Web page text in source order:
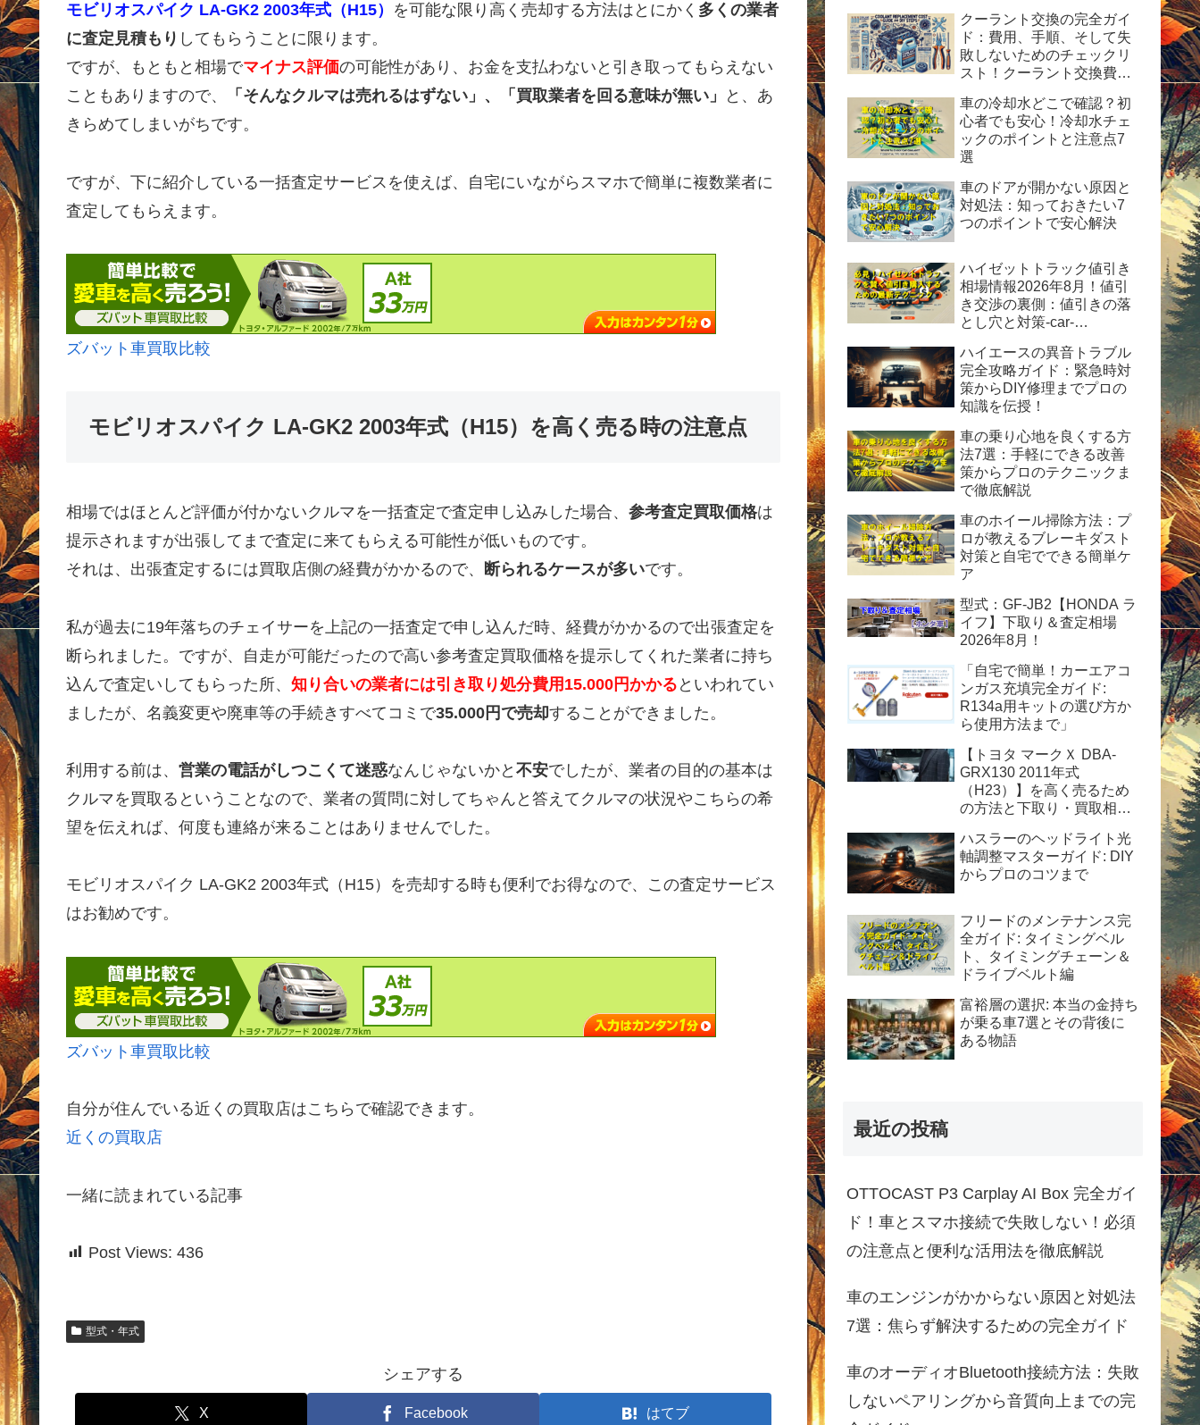
モビリオスパイク LA-GK2 2003年式（H15） を可能な限り高く売却する方法はとにかく 多くの業者
に査定見積もり してもらうことに限ります。
ですが、もともと相場でマイナス評価の可能性があり、お金を支払わないと引き取ってもらえない
こともありますので、
「そんなクルマは売れるはずない」、「買取業者を回る意味が無い」
と、あ
きらめてしまいがちです。
ですが、下に紹介している一括査定サービスを使えば、自宅にいながらスマホで簡単に複数業者に
査定してもらえます。
ズバット車買取比較
モビリオスパイク LA-GK2 2003年式（H15）を高く売る時の注意点
相場ではほとんど評価が付かないクルマを一括査定で査定申し込みした場合、 参考査定買取価格は
提示されますが出張してまで査定に来てもらえる可能性が低いものです。
それは、出張査定するには買取店側の経費がかかるので、 断られるケースが多いです。
私が過去に19年落ちのチェイサーを上記の一括査定で申し込んだ時、経費がかかるので出張査定を
断られました。ですが、自走が可能だったので高い参考査定買取価格を提示してくれた業者に持ち
込んで査定いしてもらった所、 知り合いの業者には引き取り処分費用15.000円かかる といわれてい
ましたが、名義変更や廃車等の手続きすべてコミで35.000円で売却することができました。
利用する前は、 営業の電話がしつこくて迷惑なんじゃないかと 不安でしたが、業者の目的の基本は
クルマを買取るということなので、業者の質問に対してちゃんと答えてクルマの状況やこちらの希
望を伝えれば、何度も連絡が来ることはありませんでした。
モビリオスパイク LA-GK2 2003年式（H15）を売却する時も便利でお得なので、この査定サービス
はお勧めです。
ズバット車買取比較
自分が住んでいる近くの買取店はこちらで確認できます。
近くの買取店
一緒に読まれている記事
Post Views: 436
型式・年式
シェアする
X Facebook はてブ
クーラント交換の完全ガイ
ド：費用、手順、そして失
敗しないためのチェックリ
スト！クーラント交換費用
の手順と方法を紹介。
車の冷却水どこで確認？初
心者でも安心！冷却水チェ
ックのポイントと注意点7
選
車のドアが開かない原因と
対処法：知っておきたい7
つのポイントで安心解決
ハイゼットトラック値引き
相場情報2026年8月！値引
き交渉の裏側：値引きの落
とし穴と対策-car-
ハイエースの異音トラブル
完全攻略ガイド：緊急時対
策からDIY修理までプロの
知識を伝授！
車の乗り心地を良くする方
法7選：手軽にできる改善
策からプロのテクニックま
で徹底解説
車のホイール掃除方法：プ
ロが教えるブレーキダスト
対策と自宅でできる簡単ケ
ア
型式：GF-JB2【HONDA ラ
イフ】下取り＆査定相場
2026年8月！
「自宅で簡単！カーエアコ
ンガス充填完全ガイド:
R134a用キットの選び方か
ら使用方法まで」
【トヨタ マークＸ DBA-
GRX130 2011年式
（H23）】を高く売るため
の方法と下取り・買取相場
ハスラーのヘッドライト光
軸調整マスターガイド: DIY
からプロのコツまで
フリードのメンテナンス完
全ガイド: タイミングベル
ト、タイミングチェーン＆
ドライブベルト編
富裕層の選択: 本当の金持ち
が乗る車7選とその背後に
ある物語
最近の投稿
OTTOCAST P3 Carplay AI Box 完全ガイ
ド！車とスマホ接続で失敗しない！必須
の注意点と便利な活用法を徹底解説
車のエンジンがかからない原因と対処法
7選：焦らず解決するための完全ガイド
車のオーディオBluetooth接続方法：失敗
しないペアリングから音質向上までの完